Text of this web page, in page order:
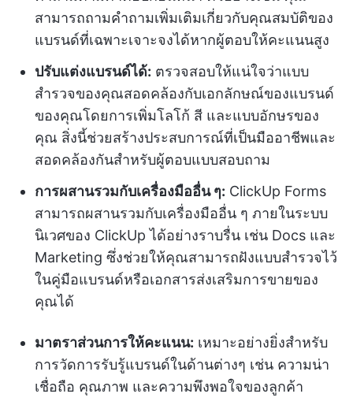
สามารถถามคำถามเพิ่มเติมเกี่ยวกับคุณสมบัติของ
แบรนด์ที่เฉพาะเจาะจงได้หากผู้ตอบให้คะแนนสูง
ปรับแต่งแบรนด์ได้: ตรวจสอบให้แน่ใจว่าแบบ
สำรวจของคุณสอดคล้องกับเอกลักษณ์ของแบรนด์
ของคุณโดยการเพิ่มโลโก้ สี และแบบอักษรของ
คุณ สิ่งนี้ช่วยสร้างประสบการณ์ที่เป็นมืออาชีพและ
สอดคล้องกันสำหรับผู้ตอบแบบสอบถาม
การผสานรวมกับเครื่องมืออื่น ๆ: ClickUp Forms
สามารถผสานรวมกับเครื่องมืออื่น ๆ ภายในระบบ
นิเวศของ ClickUp ได้อย่างราบรื่น เช่น Docs และ
Marketing ซึ่งช่วยให้คุณสามารถฝังแบบสำรวจไว้
ในคู่มือแบรนด์หรือเอกสารส่งเสริมการขายของ
คุณได้
มาตราส่วนการให้คะแนน: เหมาะอย่างยิ่งสำหรับ
การวัดการรับรู้แบรนด์ในด้านต่างๆ เช่น ความน่า
เชื่อถือ คุณภาพ และความพึงพอใจของลูกค้า